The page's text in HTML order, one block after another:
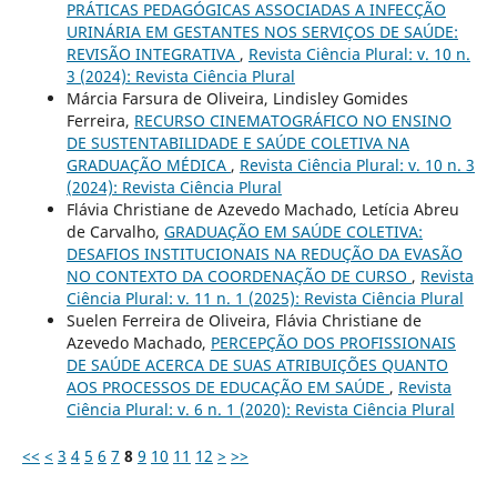
PRÁTICAS PEDAGÓGICAS ASSOCIADAS A INFECÇÃO
URINÁRIA EM GESTANTES NOS SERVIÇOS DE SAÚDE:
REVISÃO INTEGRATIVA , Revista Ciência Plural: v. 10 n.
3 (2024): Revista Ciência Plural
Márcia Farsura de Oliveira, Lindisley Gomides
Ferreira, RECURSO CINEMATOGRÁFICO NO ENSINO
DE SUSTENTABILIDADE E SAÚDE COLETIVA NA
GRADUAÇÃO MÉDICA , Revista Ciência Plural: v. 10 n. 3
(2024): Revista Ciência Plural
Flávia Christiane de Azevedo Machado, Letícia Abreu
de Carvalho, GRADUAÇÃO EM SAÚDE COLETIVA:
DESAFIOS INSTITUCIONAIS NA REDUÇÃO DA EVASÃO
NO CONTEXTO DA COORDENAÇÃO DE CURSO , Revista
Ciência Plural: v. 11 n. 1 (2025): Revista Ciência Plural
Suelen Ferreira de Oliveira, Flávia Christiane de
Azevedo Machado, PERCEPÇÃO DOS PROFISSIONAIS
DE SAÚDE ACERCA DE SUAS ATRIBUIÇÕES QUANTO
AOS PROCESSOS DE EDUCAÇÃO EM SAÚDE , Revista
Ciência Plural: v. 6 n. 1 (2020): Revista Ciência Plural
<< < 3 4 5 6 7 8 9 10 11 12 > >>